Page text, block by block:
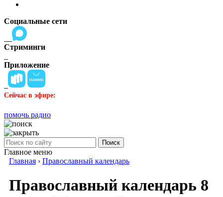
Социальные сети
Стриминги
Приложение
Сейчас в эфире:
помочь радио
Поиск
Главное меню
Главная › Православный календарь
Православный календарь 8